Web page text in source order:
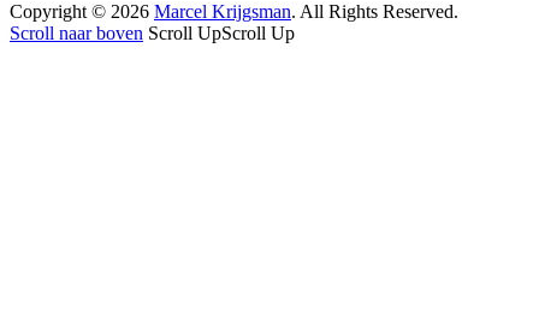
Copyright © 2026 Marcel Krijgsman. All Rights Reserved.
Scroll naar boven Scroll UpScroll Up